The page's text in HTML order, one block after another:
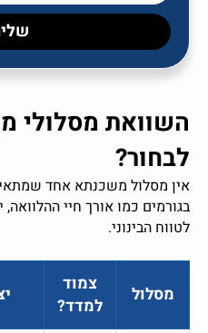
השוואת מסלולי
לבחור?
אין מסלול משכנתא אחד
בגורמים כמו אורך חיי
לטווח הבינוני.
מסלול
צמוד
למדד?